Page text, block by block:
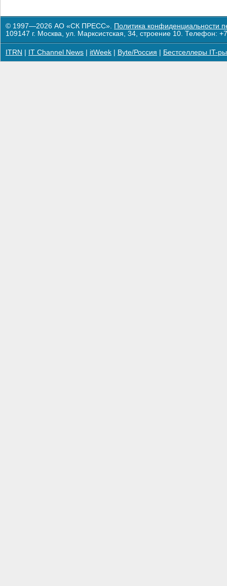
© 1997—2026 АО «СК ПРЕСС». Политика конфиденциальности
109147 г. Москва, ул. Марксистская, 34, строение 10. Телефон:
ITRN IT Channel News itWeek Byte/Россия Бестселлеры IT-